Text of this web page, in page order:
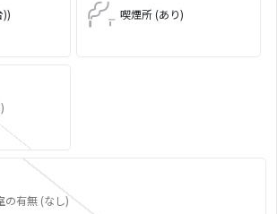
)) 喫煙所 (あり)
の有無 (なし)